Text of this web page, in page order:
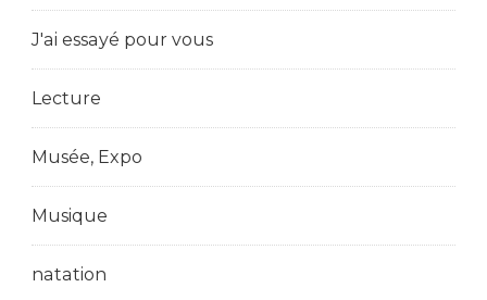
J'ai essayé pour vous
Lecture
Musée, Expo
Musique
natation